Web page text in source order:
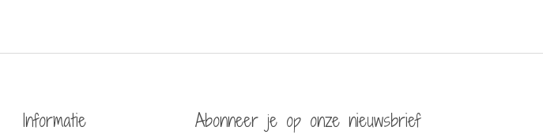
Informatie Abonneer je op onze nieuwsbrief